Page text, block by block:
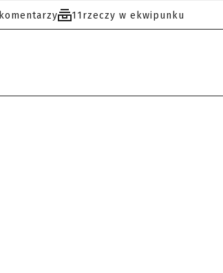
komentarzy 11rzeczy w ekwipunku